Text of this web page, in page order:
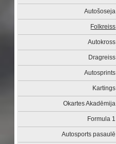
Autošoseja
Folkreiss
Autokross
Dragreiss
Autosprints
Kartings
Okartes Akadēmija
Formula 1
Autosports pasaulē